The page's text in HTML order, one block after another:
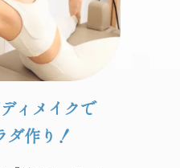
ィメイクで
ダ作り！